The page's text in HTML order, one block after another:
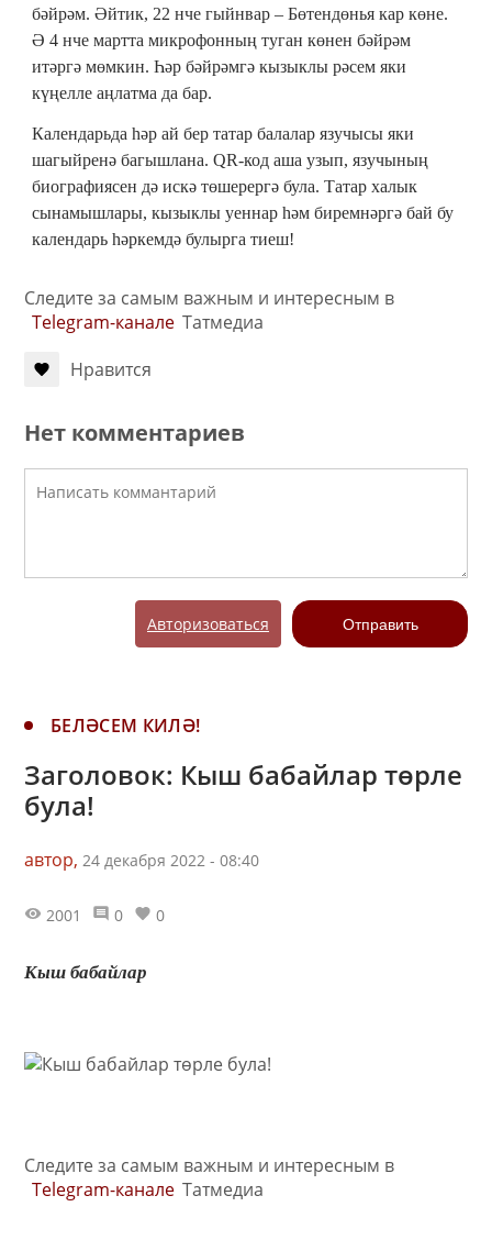
бәйрәм. Әйтик, 22 нче гыйнвар – Бөтендөнья кар көне.
Ә 4 нче мартта микрофонның туган көнен бәйрәм
итәргә мөмкин. Һәр бәйрәмгә кызыклы рәсем яки
күңелле аңлатма да бар.
Календарьда һәр ай бер татар балалар язучысы яки
шагыйренә багышлана. QR-код аша узып, язучының
биографиясен дә искә төшерергә була. Татар халык
сынамышлары, кызыклы уеннар һәм биремнәргә бай бу
календарь һәркемдә булырга тиеш!
Следите за самым важным и интересным в
Telegram-канале Татмедиа
Нравится
Нет комментариев
Авторизоваться Отправить
БЕЛӘСЕМ КИЛӘ!
Заголовок: Кыш бабайлар төрле
була!
автор, 24 декабря 2022 - 08:40
2001 0 0
Кыш бабайлар
Следите за самым важным и интересным в
Telegram-канале Татмедиа